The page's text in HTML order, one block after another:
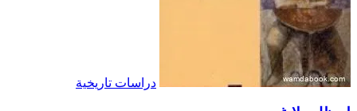
دراسات تاريخية